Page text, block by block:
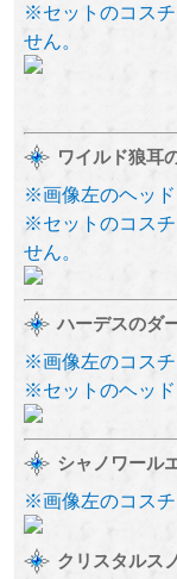
※セットのコスチ
せん。
ワイルド狼耳
※画像左のヘッド
※セットのコスチ
せん。
ハーデスのダ
※画像左のコスチ
※セットのヘッド
シャノワール
※画像左のコスチ
クリスタルス